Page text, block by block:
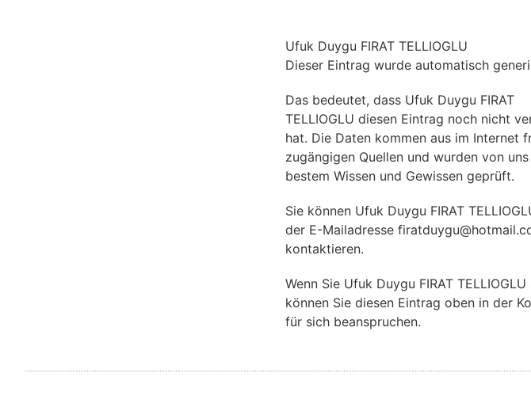
Ufuk Duygu FIRAT TELLIOGLU
Dieser Eintrag wurde automatisch
Das bedeutet, dass Ufuk Duygu FIRAT
TELLIOGLU diesen Eintrag noch nicht
hat. Die Daten kommen aus im Internet
zugängigen Quellen und wurden von
bestem Wissen und Gewissen geprüft.
Sie können Ufuk Duygu FIRAT
der E-Mailadresse
kontaktieren.
Wenn Sie Ufuk Duygu FIRAT TELLIOGLU
können Sie diesen Eintrag oben in der
für sich beanspruchen.